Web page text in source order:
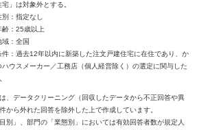
宅」は対象外とする。
別：指定なし
齢：25歳以上
域：全国
件：過去12年以内に新築した注文戸建住宅に在住であり、か
ハウスメーカー／工務店（個人経営除く）の選定に関与した
、データクリーニング（回収したデータから不正回答や異
から外れた回答を除外した上で作成しています。
別」、部門の「業態別」においては有効回答者数が規定人